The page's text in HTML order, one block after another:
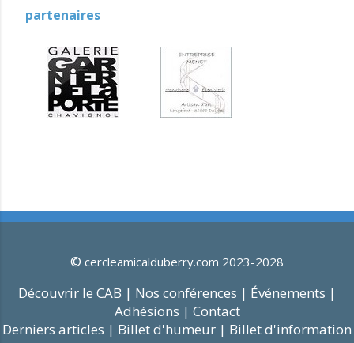
partenaires
© cercleamicalduberry.com 2023-2028
Découvrir le CAB | Nos conférences | Événements |
Adhésions | Contact
Derniers articles | Billet d'humeur | Billet d'information